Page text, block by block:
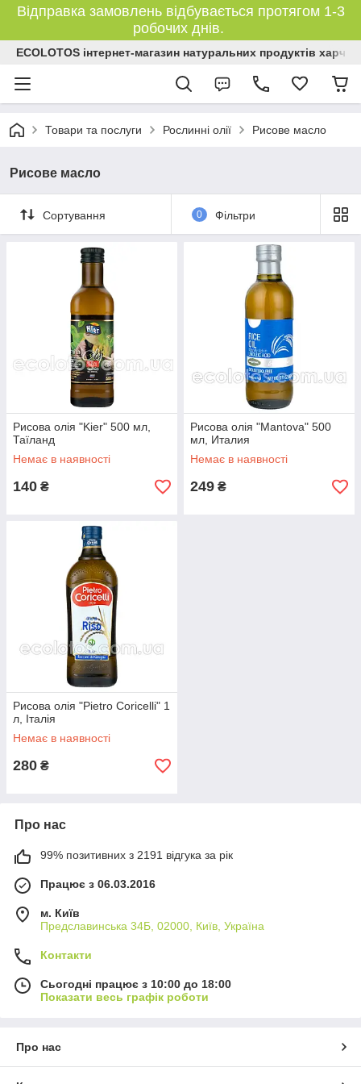
Відправка замовлень відбувається протягом 1-3
робочих днів.
ECOLOTOS інтернет-магазин натуральних продуктів
Товари та послуги Рослинні олії Рисове масло
Рисове масло
Сортування 0 Фільтри
Рисова олія "Kier" 500 мл,
Таїланд
Немає в наявності
140 ₴
Рисова олія "Mantova" 500
мл, Италия
Немає в наявності
249 ₴
Рисова олія "Pietro Coricelli" 1
л, Італія
Немає в наявності
280 ₴
Про нас
99% позитивних з 2191 відгука за рік
Працює з 06.03.2016
м. Київ
Предславинська 34Б, 02000, Київ, Україна
Контакти
Сьогодні працює з 10:00 до 18:00
Показати весь графік роботи
Про нас